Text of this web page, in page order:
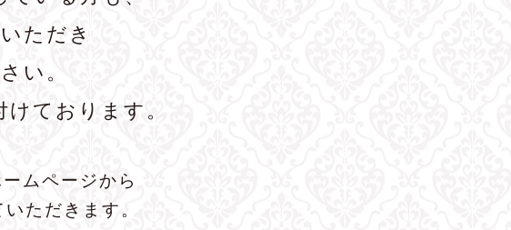
ただき
い。
ております。
ムページから
ただきます。